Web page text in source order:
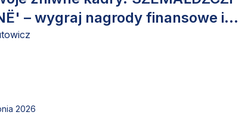
– wygraj nagrody finansowe i
2026